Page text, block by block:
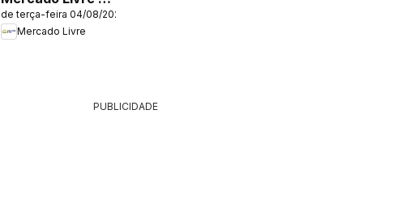
Ofertas atuais
de terça-feira 04/08/2026
Mercado Livre
PUBLICIDADE